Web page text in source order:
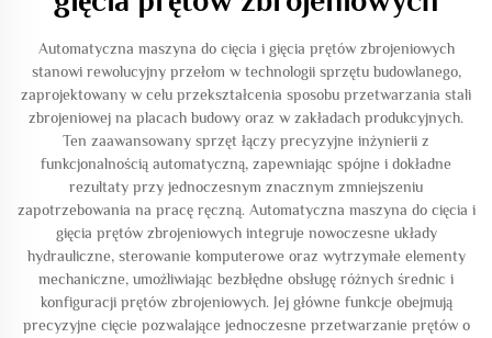
Automatyczna maszyna do cięcia i gięcia prętów zbrojeniowych
stanowi rewolucyjny przełom w technologii sprzętu budowlanego,
zaprojektowany w celu przekształcenia sposobu przetwarzania stali
zbrojeniowej na placach budowy oraz w zakładach produkcyjnych.
Ten zaawansowany sprzęt łączy precyzyjne inżynierii z
funkcjonalnością automatyczną, zapewniając spójne i dokładne
rezultaty przy jednoczesnym znacznym zmniejszeniu
zapotrzebowania na pracę ręczną. Automatyczna maszyna do cięcia i
gięcia prętów zbrojeniowych integruje nowoczesne układy
hydrauliczne, sterowanie komputerowe oraz wytrzymałe elementy
mechaniczne, umożliwiając bezbłędne obsługę różnych średnic i
konfiguracji prętów zbrojeniowych. Jej główne funkcje obejmują
precyzyjne cięcie pozwalające jednoczesne przetwarzanie prętów o